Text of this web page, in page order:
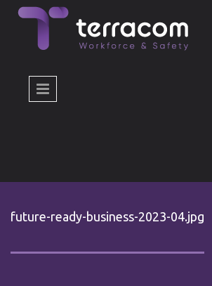
Παράκαμψη προς το κυρίως περιεχόμενο
future-ready-business-2023-04.jpg